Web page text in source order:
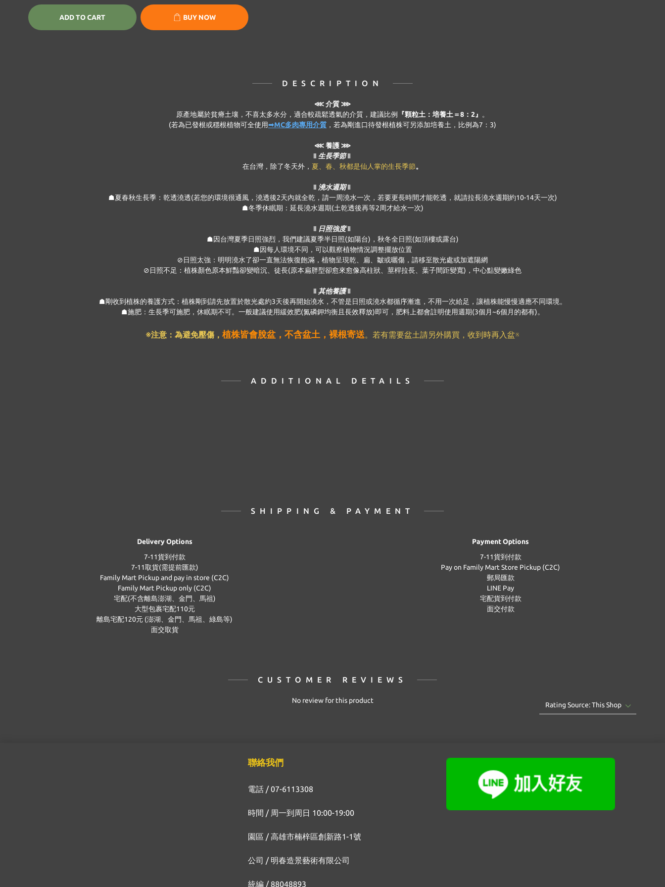
ADD TO CART BUY NOW
DESCRIPTION
⋘介質 ⋙
原產地屬於貧瘠土壤，不喜太多水分，適合較疏鬆透氣的介質，建議比例
『顆粒土：培養土＝8：2』
。
(若為已發根或穩根植物可全使用➟MC多肉專用介質 ，若為剛進口待發根植株可另添加培養土，比例為7：3)
⋘ 養護 ⋙
‖ 生長季節 ‖
在台灣，除了冬天外， 夏、春、秋都是仙人掌的生長季節。
‖ 澆水週期 ‖
☗夏春秋生長季：乾透澆透(若您的環境很通風，澆透後2天內就全乾，請一周澆水一次，若要更長時間才能乾透，就請拉長澆水週期約10-14天一次)
☗冬季休眠期：延長澆水週期(土乾透後再等2周才給水一次)
‖ 日照強度 ‖
☗因台灣夏季日照強烈，我們建議夏季半日照(如陽台)，秋冬全日照(如頂樓或露台)
☗因每人環境不同，可以觀察植物情況調整擺放位置
⊘日照太強：明明澆水了卻一直無法恢復飽滿，植物呈現乾、扁、皺或曬傷，請移至散光處或加遮陽網
⊘日照不足：植株顏色原本鮮豔卻變暗沉、徒長(原本扁胖型卻愈來愈像高柱狀、莖桿拉長、葉子間距變寬)，中心點變嫩綠色
‖ 其他養護 ‖
☗剛收到植株的養護方式：植株剛到請先放置於散光處約3天後再開始澆水，不管是日照或澆水都循序漸進，不用一次給足，讓植株能慢慢適應不同環境。
☗施肥：生長季可施肥，休眠期不可。一般建議使用緩效肥(氮磷鉀均衡且長效釋放)即可，肥料上都會註明使用週期(3個月~6個月的都有)。
※注意：為避免壓傷 ， 植株皆會脫盆，不含盆土，裸根寄送。若有需要盆土請另外購買，收到時再入盆※
ADDITIONAL DETAILS
SHIPPING & PAYMENT
Delivery Options
7-11貨到付款
7-11取貨(需提前匯款)
Family Mart Pickup and pay in store (C2C)
Family Mart Pickup only (C2C)
宅配(不含離島澎湖、金門、馬祖)
大型包裹宅配110元
離島宅配120元 (澎湖、金門、馬祖、綠島等)
面交取貨
Payment Options
7-11貨到付款
Pay on Family Mart Store Pickup (C2C)
郵局匯款
LINE Pay
宅配貨到付款
面交付款
CUSTOMER REVIEWS
No review for this product
聯絡我們
電話 / 07-6113308
時間 / 周一到周日 10:00-19:00
園區 / 高雄市楠梓區創新路1-1號
公司 / 明春造景藝術有限公司
統編 / 88048893